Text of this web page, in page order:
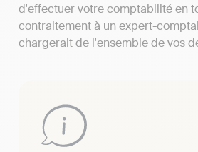
d'effectuer votre comptabilité en
contraitement à un expert-
chargerait de l'ensemble de vos